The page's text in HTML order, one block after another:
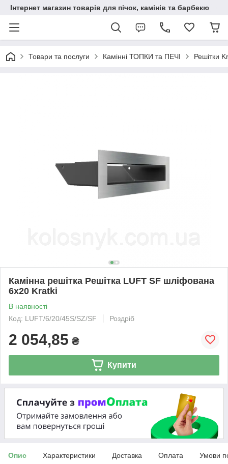
Інтернет магазин товарів для пічок, камінів та барбекю
Товари та послуги Камінні ТОПКИ та ПЕЧІ Решітки
Камінна решітка Решітка LUFT SF шліфована
6x20 Kratki
В наявності
Код: LUFT/6/20/45S/SZ/SF
Роздріб
2 054,85 ₴
Купити
Опис Характеристики Доставка Оплата Умови